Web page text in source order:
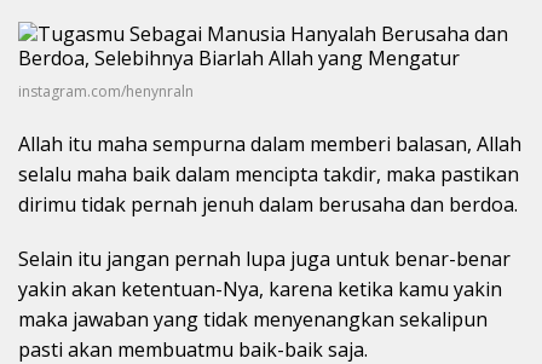
instagram.com/henynraln
Allah itu maha sempurna dalam memberi balasan, Allah
selalu maha baik dalam mencipta takdir, maka pastikan
dirimu tidak pernah jenuh dalam berusaha dan berdoa.
Selain itu jangan pernah lupa juga untuk benar-benar
yakin akan ketentuan-Nya, karena ketika kamu yakin
maka jawaban yang tidak menyenangkan sekalipun
pasti akan membuatmu baik-baik saja.